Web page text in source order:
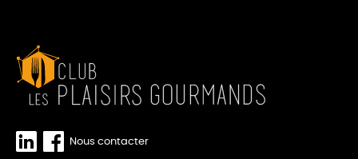
Nous contacter